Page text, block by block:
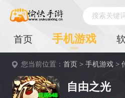
搜索关键
首页 手机游戏
您当前位置：首页 >手机游戏 >
自由之光